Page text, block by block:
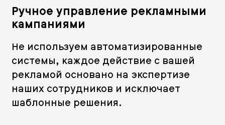
Ручное управление рекламными
кампаниями
Не используем автоматизированные
системы, каждое действие с вашей
рекламой основано на экспертизе
наших сотрудников и исключает
шаблонные решения.